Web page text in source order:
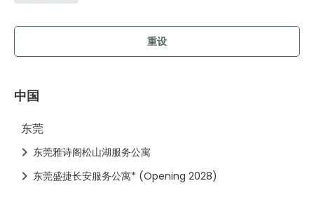
重设
中国
东莞
东莞雅诗阁松山湖服务公寓
东莞盛捷长安服务公寓* (Opening 2028)